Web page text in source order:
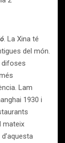
. La Xina té
del món.
difoses
Lam
1930 i
mateix